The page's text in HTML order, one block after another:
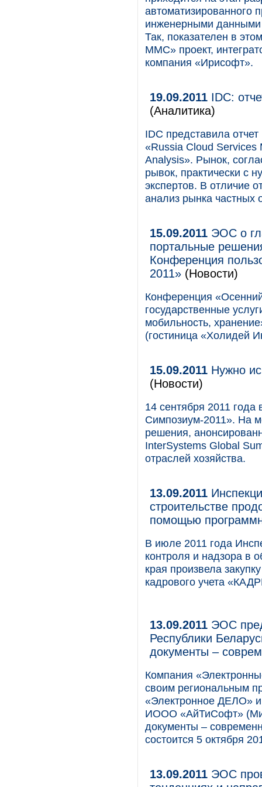
автоматизированного
инженерными данными
Так, показателен в
ММС» проект,
компания «Ирисофт».
19.09.2011 IDC:
(Аналитика)
IDC представила
«Russia Cloud Services
Analysis». Рынок,
рывок, практически с
экспертов. В отличие
анализ рынка частных
15.09.2011 ЭОС о
портальные
Конференция
2011» (Новости)
Конференция
государственные
мобильность,
(гостиница «Холидей
15.09.2011 Нужно
(Новости)
14 сентября 2011
Симпозиум-2011». На
решения,
InterSystems Global
отраслей хозяйства.
13.09.2011
строительстве
помощью
В июле 2011 года
контроля и надзора в
края произвела
кадрового учета
13.09.2011 ЭОС
Республики
документы –
Компания
своим региональным
«Электронное ДЕЛО»
ИООО «АйТиСофт»
документы –
состоится 5 октября
13.09.2011 ЭОС